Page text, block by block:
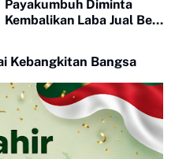
Payakumbuh Diminta
Kembalikan Laba Jual Beli
Kebangkitan Bangsa